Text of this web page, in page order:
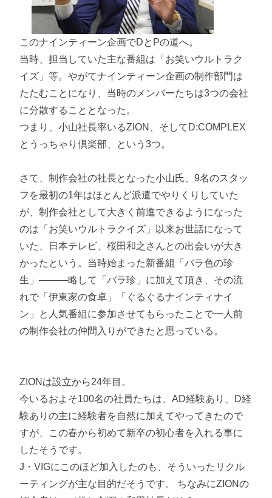
このナインティーン企画でDとPの道へ。
当時、担当していた主な番組は「お笑いウルトラク
イズ」等。やがてナインティーン企画の制作部門は
たたむことになり、当時のメンバーたちは3つの会社
に分散することとなった。
つまり、小山社長率いるZION、そしてD:COMPLEX
とうっちゃり倶楽部、という3つ。
さて、制作会社の社長となった小山氏、9名のスタッ
フを最初の1年はほとんど派遣でやりくりしていた
が、制作会社として大きく前進できるようになった
のは「お笑いウルトラクイズ」以来お世話になって
いた、日本テレビ、桜田和之さんとの出会いが大き
かったという。当時始まった新番組「バラ色の珍
生」―――略して「バラ珍」に加えて頂き、その流
れで「伊東家の食卓」「ぐるぐるナインティナイ
ン」と人気番組に参加させてもらったことで一人前
の制作会社の仲間入りができたと思っている。
ZIONは設立から24年目。
今いるおよそ100名の社員たちは、AD経験あり、D経
験ありの主に経験者を自然に加えてやってきたので
すが、この春から初めて新卒の初心者を入れる事に
したそうです。
J・VIGにこのほど加入したのも、そういったリクル
ーティングが主な目的だそうです。 ちなみにZIONの